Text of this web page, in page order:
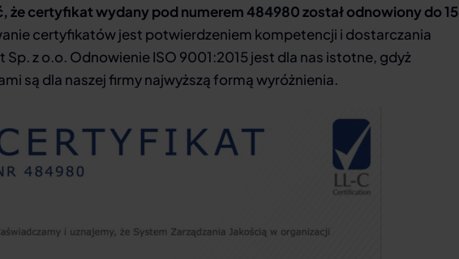
certyfikat wydany pod numerem 484980 został odnowiony do 15
certyfikatów jest potwierdzeniem kompetencji i dostarczania
Sp. z o.o. Odnowienie ISO 9001:2015 jest dla nas istotne, gdyż
są dla naszej firmy najwyższą formą wyróżnienia.